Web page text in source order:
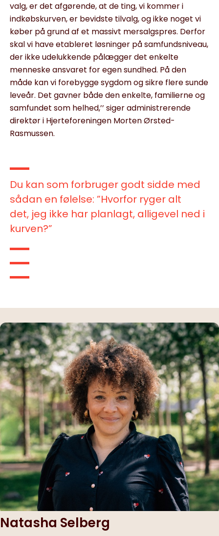
valg, er det afgørende, at de ting, vi kommer i
indkøbskurven, er bevidste tilvalg, og ikke noget vi
køber på grund af et massivt mersalgspres. Derfor
skal vi have etableret løsninger på samfundsniveau,
der ikke udelukkende pålægger det enkelte
menneske ansvaret for egen sundhed. På den
måde kan vi forebygge sygdom og sikre flere sunde
leveår. Det gavner både den enkelte, familierne og
samfundet som helhed,’’ siger administrerende
direktør i Hjerteforeningen Morten Ørsted-
Rasmussen.
Du kan som forbruger godt sidde med
sådan en følelse: ”Hvorfor ryger alt
det, jeg ikke har planlagt, alligevel ned i
kurven?”
Natasha Selberg